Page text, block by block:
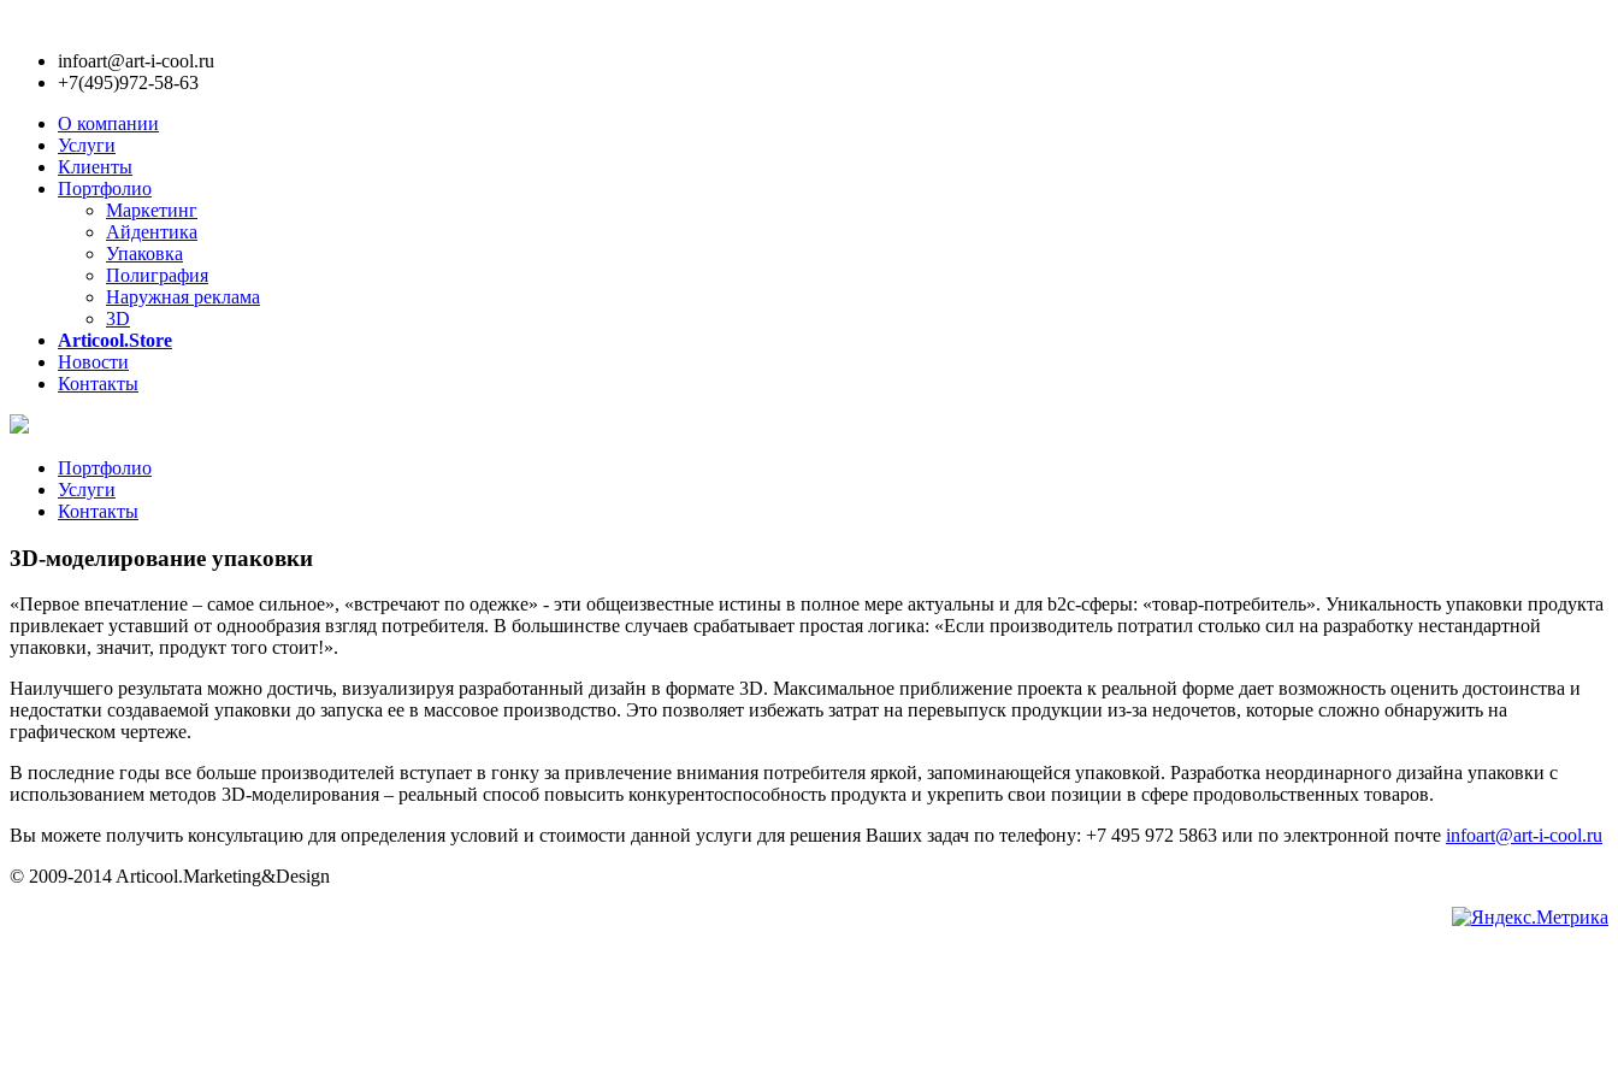
infoart@art-i-cool.ru
+7(495)972-58-63
О компании
Услуги
Клиенты
Портфолио
Маркетинг
Айдентика
Упаковка
Полиграфия
Наружная реклама
3D
Articool.Store
Новости
Контакты
Портфолио
Услуги
Контакты
3D-моделирование упаковки
«Первое впечатление – самое сильное», «встречают по одежке» - эти общеизвестные истины в полное мере актуальны и для b2c-сферы: «товар-потребитель». Уникальность упаковки продукта
привлекает уставший от однообразия взгляд потребителя. В большинстве случаев срабатывает простая логика: «Если производитель потратил столько сил на разработку нестандартной
упаковки, значит, продукт того стоит!».
Наилучшего результата можно достичь, визуализируя разработанный дизайн в формате 3D. Максимальное приближение проекта к реальной форме дает возможность оценить достоинства и
недостатки создаваемой упаковки до запуска ее в массовое производство. Это позволяет избежать затрат на перевыпуск продукции из-за недочетов, которые сложно обнаружить на
графическом чертеже.
В последние годы все больше производителей вступает в гонку за привлечение внимания потребителя яркой, запоминающейся упаковкой. Разработка неординарного дизайна упаковки с
использованием методов 3D-моделирования – реальный способ повысить конкурентоспособность продукта и укрепить свои позиции в сфере продовольственных товаров.
Вы можете получить консультацию для определения условий и стоимости данной услуги для решения Ваших задач по телефону: +7 495 972 5863 или по электронной почте infoart@art-i-cool.ru
© 2009-2014 Articool.Marketing&Design